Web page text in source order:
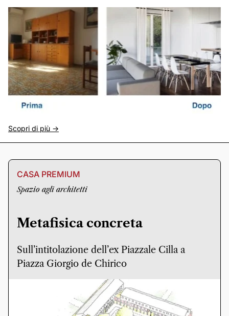
Scopri di più ->
CASA PREMIUM
Spazio agli architetti
Metafisica concreta
Sull’intitolazione dell’ex Piazzale Cilla a
Piazza Giorgio de Chirico